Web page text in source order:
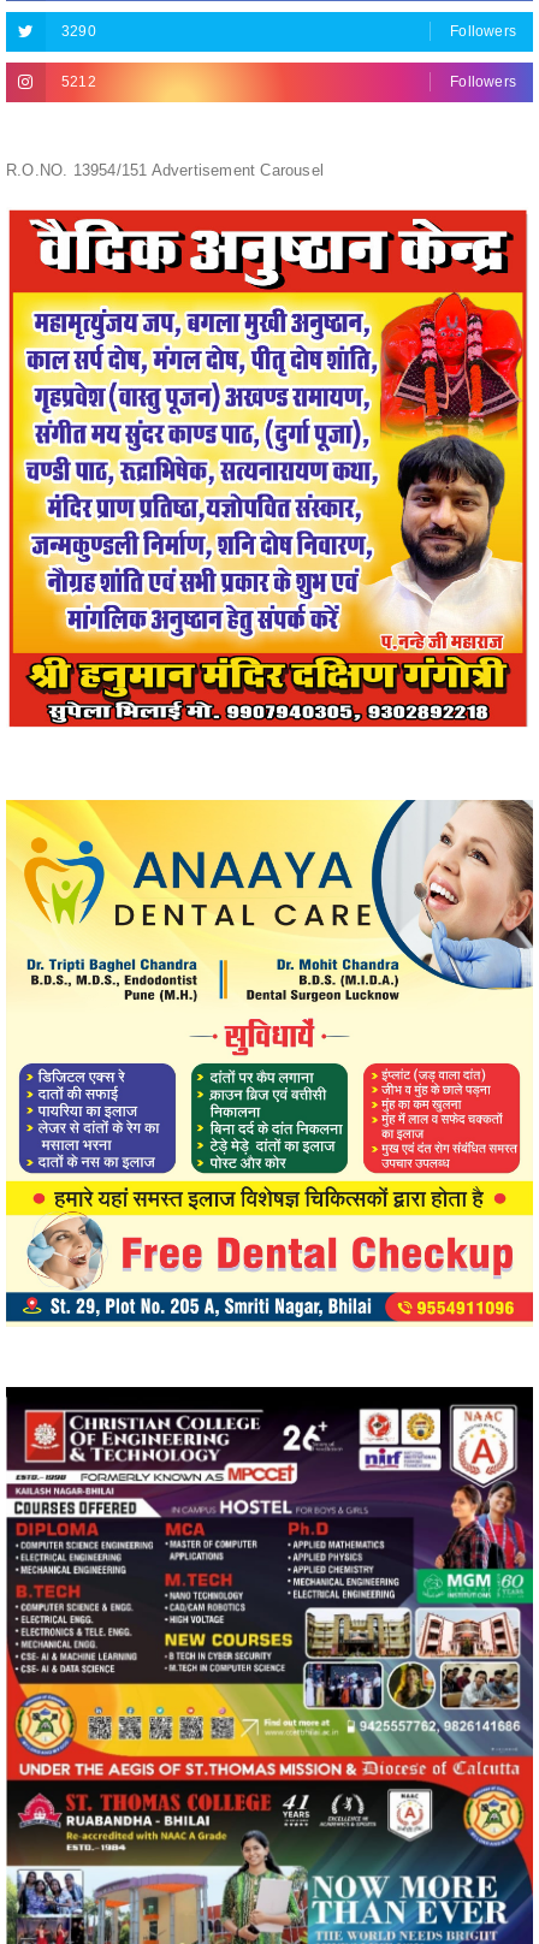
5212 Followers
R.O.NO. 13954/151 Advertisement Carousel